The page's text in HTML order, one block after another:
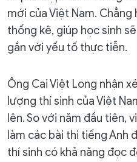
mới của Việt Nam. Chẳng
thống kê, giúp học sinh
gắn với yếu tố thực tiễn.
Ông Cai Việt Long nhận
lượng thí sinh của Việt
lên. So với năm đầu tiên,
làm các bài thi tiếng Anh
thí sinh có khả năng đọc